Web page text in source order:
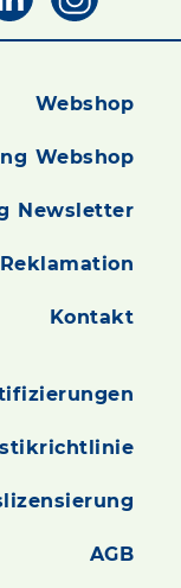
Webshop
Webshop
Newsletter
Reklamation
Kontakt
AGB